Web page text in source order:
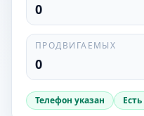
0
ПРОДВИГАЕМЫХ
0
Телефон указан